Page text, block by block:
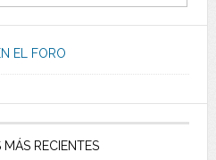
EL FORO
RECIENTES